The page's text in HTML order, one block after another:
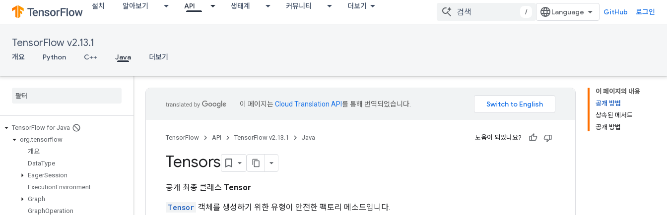
설치 알아보기 API 생태계 커뮤니티 더보기
/ GitHub 로그인
TensorFlow v2.13.1
개요 Python C++ Java 더보기
TensorFlow for Java
org.tensorflow
개요
DataType
EagerSession
ExecutionEnvironment
Graph
GraphOperation
이 페이지의 내용
공개 방법
상속된 메서드
공개 방법
이 페이지는Cloud Translation API 를 통해 번역되었습니다.
TensorFlow API TensorFlow v2.13.1 Java 도움이 되었나요?
Tensors
공개 최종 클래스 Tensor
Tensor 객체를 생성하기 위한 유형이 안전한 팩토리 메소드입니다.